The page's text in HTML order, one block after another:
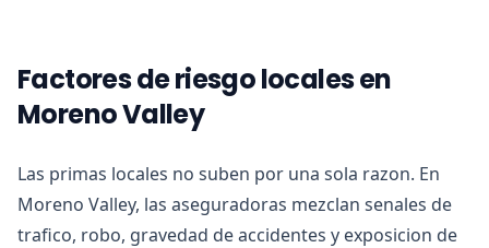
Factores de riesgo locales en
Moreno Valley
Las primas locales no suben por una sola razon. En
Moreno Valley, las aseguradoras mezclan senales de
trafico, robo, gravedad de accidentes y exposicion de